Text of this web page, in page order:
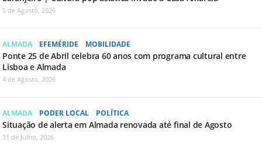
5 de Agosto, 2026
ALMADA EFEMÉRIDE MOBILIDADE
Ponte 25 de Abril celebra 60 anos com programa cultural entre
Lisboa e Almada
4 de Agosto, 2026
ALMADA PODER LOCAL POLÍTICA
Situação de alerta em Almada renovada até final de Agosto
31 de Julho, 2026